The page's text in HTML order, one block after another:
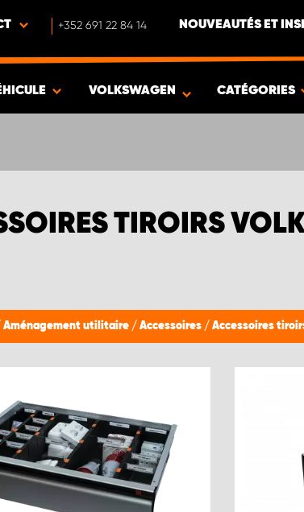
+352 691 22 84 14 NOUVEAUTÉS ET
VOLKSWAGEN CATÉGORIES
TIROIRS
Aménagement utilitaire / Accessoires / Accessoires